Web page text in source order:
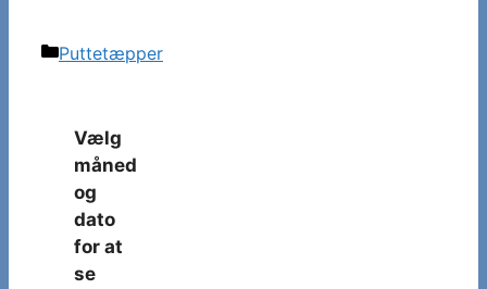
Kategorier
Puttetæpper
Vælg
måned
og
dato
for at
se